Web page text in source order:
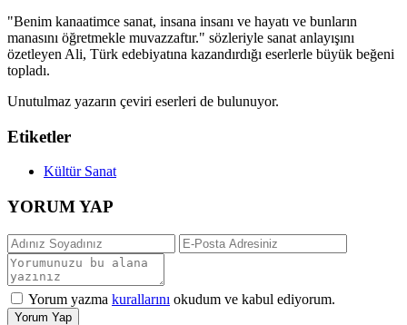
"Benim kanaatimce sanat, insana insanı ve hayatı ve bunların
manasını öğretmekle muvazzaftır." sözleriyle sanat anlayışını
özetleyen Ali, Türk edebiyatına kazandırdığı eserlerle büyük beğeni
topladı.
Unutulmaz yazarın çeviri eserleri de bulunuyor.
Etiketler
Kültür Sanat
YORUM YAP
Yorum yazma kurallarını okudum ve kabul ediyorum.
Yorum Yap